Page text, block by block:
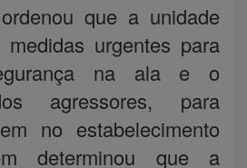
que a unidade
medidas urgentes para
na ala e o
agressores, para
no estabelecimento
determinou que a